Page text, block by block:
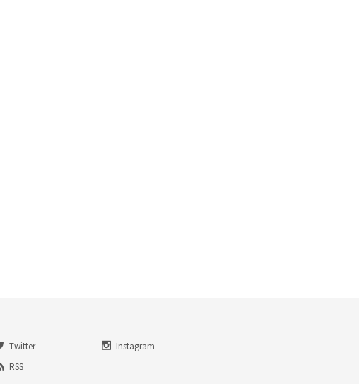
Twitter
Instagram
RSS